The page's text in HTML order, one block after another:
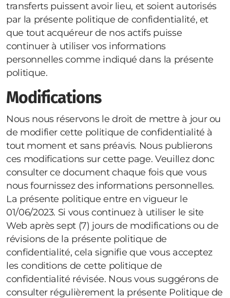
transferts puissent avoir lieu, et soient autorisés
par la présente politique de confidentialité, et
que tout acquéreur de nos actifs puisse
continuer à utiliser vos informations
personnelles comme indiqué dans la présente
politique.
Modifications
Nous nous réservons le droit de mettre à jour ou
de modifier cette politique de confidentialité à
tout moment et sans préavis. Nous publierons
ces modifications sur cette page. Veuillez donc
consulter ce document chaque fois que vous
nous fournissez des informations personnelles.
La présente politique entre en vigueur le
01/06/2023. Si vous continuez à utiliser le site
Web après sept (7) jours de modifications ou de
révisions de la présente politique de
confidentialité, cela signifie que vous acceptez
les conditions de cette politique de
confidentialité révisée. Nous vous suggérons de
consulter régulièrement la présente Politique de